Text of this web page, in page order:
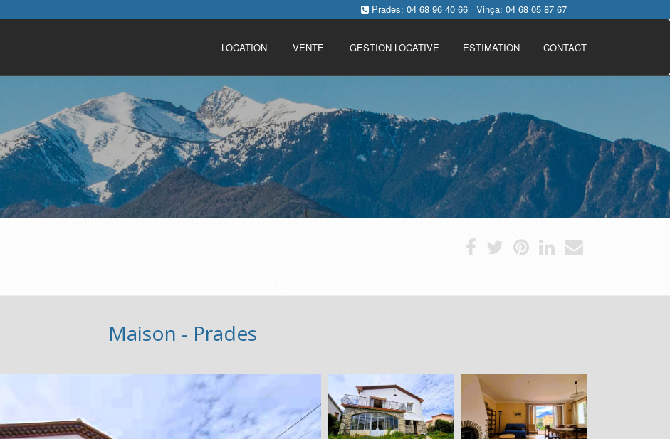
Prades: 04 68 96 40 66 Vinça: 04 68 05 87 67
LOCATION VENTE GESTION LOCATIVE ESTIMATION CONTACT
Maison - Prades